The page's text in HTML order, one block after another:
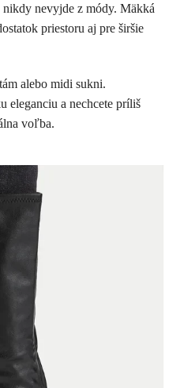
nevyjde z módy. Mäkká
priestoru aj pre širšie
alebo midi sukni.
eleganciu a nechcete príliš
voľba.